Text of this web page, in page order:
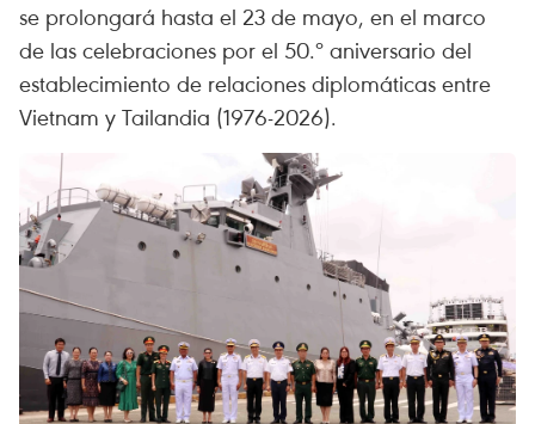
se prolongará hasta el 23 de mayo, en el marco
de las celebraciones por el 50.º aniversario del
establecimiento de relaciones diplomáticas entre
Vietnam y Tailandia (1976-2026).